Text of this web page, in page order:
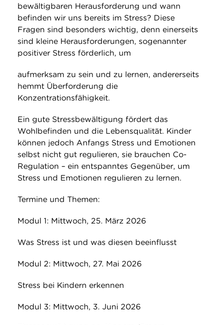
bewältigbaren Herausforderung und wann
befinden wir uns bereits im Stress? Diese
Fragen sind besonders wichtig, denn einerseits
sind kleine Herausforderungen, sogenannter
positiver Stress förderlich, um
aufmerksam zu sein und zu lernen, andererseits
hemmt Überforderung die
Konzentrationsfähigkeit.
Ein gute Stressbewältigung fördert das
Wohlbefinden und die Lebensqualität. Kinder
können jedoch Anfangs Stress und Emotionen
selbst nicht gut regulieren, sie brauchen Co-
Regulation – ein entspanntes Gegenüber, um
Stress und Emotionen regulieren zu lernen.
Termine und Themen:
Modul 1: Mittwoch, 25. März 2026
Was Stress ist und was diesen beeinflusst
Modul 2: Mittwoch, 27. Mai 2026
Stress bei Kindern erkennen
Modul 3: Mittwoch, 3. Juni 2026